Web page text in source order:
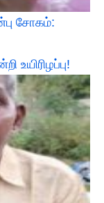
சோகம்:
உயிரிழப்பு!